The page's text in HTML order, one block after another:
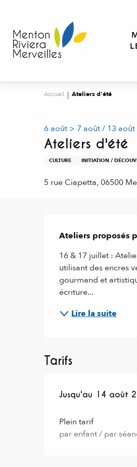
contenu
principal
Accueil Ateliers d'été
6 août > 7 août / 13
Ateliers d'été
CULTURE INITIATION /
5 rue Ciapetta, 06500
Description
Ateliers proposés
16 & 17 juillet :
utilisant des encres
gourmand et
écriture...
Lire la suite
Tarifs
Du16 juillet 2026
Jusqu'au 14 août
Plein tarif
par enfant / par